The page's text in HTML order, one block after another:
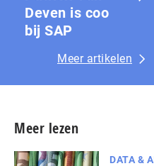
Deven is coo
bij SAP
Meer artikelen
Meer lezen
DATA &